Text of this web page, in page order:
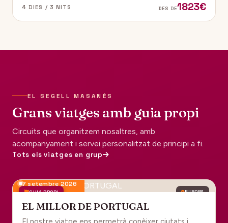
4 DIES / 3 NITS DES DE1823€
EL SEGELL MASANÉS
Grans viatges amb guia propi
Circuits que organitzem nosaltres, amb
acompanyament i servei personalitzat de principi a fi.
Tots els viatges en grup
GUIA PROPI EUROPA
7 setembre 2026
EL MILLOR DE PORTUGAL